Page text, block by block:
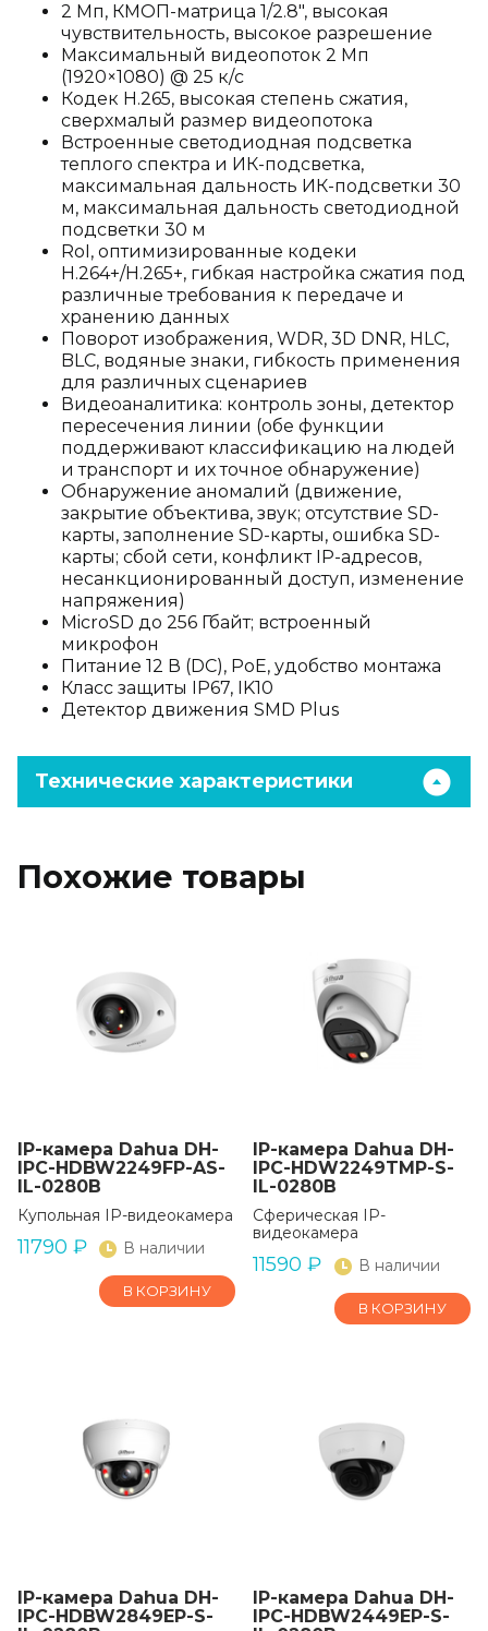
2 Мп, КМОП-матрица 1/2.8", высокая
чувствительность, высокое разрешение
Максимальный видеопоток 2 Мп
(1920×1080) @ 25 к/с
Кодек H.265, высокая степень сжатия,
сверхмалый размер видеопотока
Встроенные светодиодная подсветка
теплого спектра и ИК-подсветка,
максимальная дальность ИК-подсветки 30
м, максимальная дальность светодиодной
подсветки 30 м
RoI, оптимизированные кодеки
H.264+/H.265+, гибкая настройка сжатия под
различные требования к передаче и
хранению данных
Поворот изображения, WDR, 3D DNR, HLC,
BLC, водяные знаки, гибкость применения
для различных сценариев
Видеоаналитика: контроль зоны, детектор
пересечения линии (обе функции
поддерживают классификацию на людей
и транспорт и их точное обнаружение)
Обнаружение аномалий (движение,
закрытие объектива, звук; отсутствие SD-
карты, заполнение SD-карты, ошибка SD-
карты; сбой сети, конфликт IP-адресов,
несанкционированный доступ, изменение
напряжения)
MicroSD до 256 Гбайт; встроенный
микрофон
Питание 12 В (DC), PoE, удобство монтажа
Класс защиты IP67, IK10
Детектор движения SMD Plus
Технические характеристики
Похожие товары
IP-камера Dahua DH-
IPC-HDBW2249FP-AS-
IL-0280B
Купольная IP-видеокамера
11790 ₽ В наличии
В КОРЗИНУ
IP-камера Dahua DH-
IPC-HDW2249TMP-S-
IL-0280B
Сферическая IP-
видеокамера
11590 ₽ В наличии
В КОРЗИНУ
IP-камера Dahua DH-
IPC-HDBW2849EP-S-
IP-камера Dahua DH-
IPC-HDBW2449EP-S-